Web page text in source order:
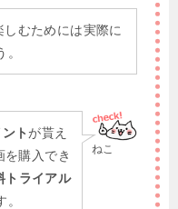
むためには実際に
ねこ
ト が貰え
を購入でき
トライアル